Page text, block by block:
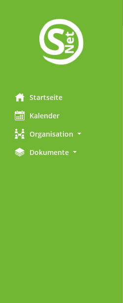
Startseite
Kalender
Organisation
Dokumente